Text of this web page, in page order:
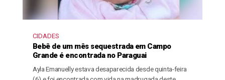
CIDADES
Bebê de um mês sequestrada em Campo
Grande é encontrada no Paraguai
Ayla Emanuelly estava desaparecida desde quinta-feira